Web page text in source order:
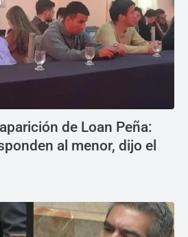
de Loan Peña:
al menor, dijo el